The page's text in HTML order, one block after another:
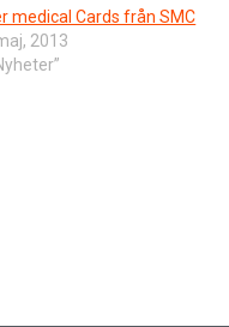
medical Cards från SMC
2013